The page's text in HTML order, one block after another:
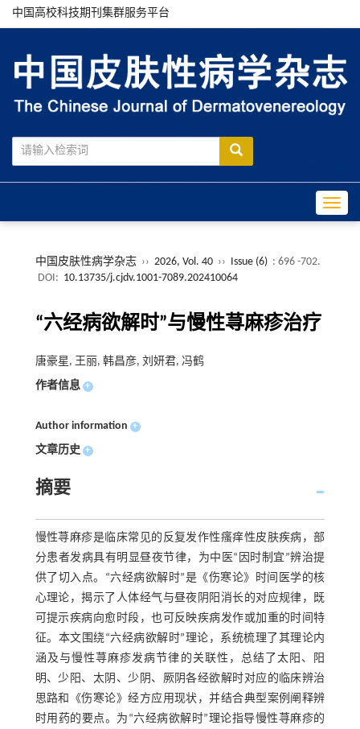
中国高校科技期刊集群服务平台
中国皮肤性病学杂志 ›› 2026, Vol. 40 ›› Issue (6) : 696 -702.
DOI: 10.13735/j.cjdv.1001-7089.202410064
“六经病欲解时”与慢性荨麻疹治疗
唐豪星, 王丽, 韩昌彦, 刘妍君, 冯鹤
作者信息 +
Author information +
文章历史 +
摘要
慢性荨麻疹是临床常见的反复发作性瘙痒性皮肤疾病，部
分患者发病具有明显昼夜节律，为中医“因时制宜”辨治提
供了切入点。“六经病欲解时”是《伤寒论》时间医学的核
心理论，揭示了人体经气与昼夜阴阳消长的对应规律，既
可提示疾病向愈时段，也可反映疾病发作或加重的时间特
征。本文围绕“六经病欲解时”理论，系统梳理了其理论内
涵及与慢性荨麻疹发病节律的关联性，总结了太阳、阳
明、少阳、太阴、少阴、厥阴各经欲解时对应的临床辨治
思路和《伤寒论》经方应用现状，并结合典型案例阐释辨
时用药的要点。为“六经病欲解时”理论指导慢性荨麻疹的